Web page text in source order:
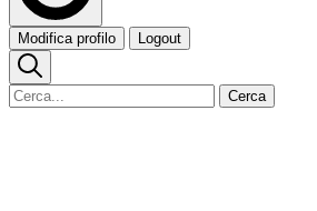
Modifica profilo Logout
Cerca